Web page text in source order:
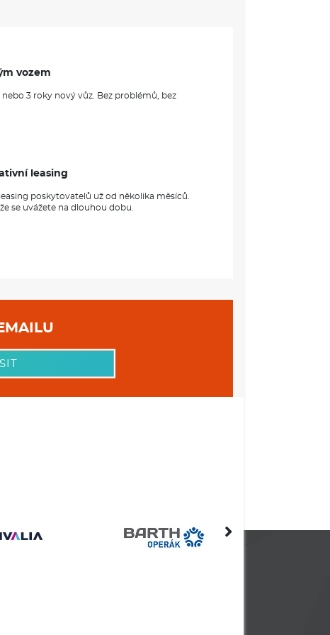
vozem
nebo 3 roky nový vůz. Bez problémů, bez
leasing
poskytovatelů už od několika měsíců.
se uvážete na dlouhou dobu.
DO VAŠEHO EMAILU